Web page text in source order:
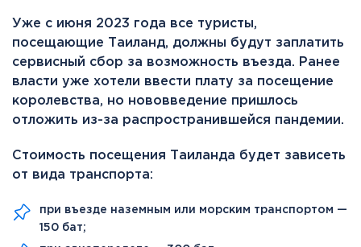
Уже с июня 2023 года все туристы,
посещающие Таиланд, должны будут заплатить
сервисный сбор за возможность въезда. Ранее
власти уже хотели ввести плату за посещение
королевства, но нововведение пришлось
отложить из-за распространившейся пандемии.
Стоимость посещения Таиланда будет зависеть
от вида транспорта:
при въезде наземным или морским транспортом —
150 бат;